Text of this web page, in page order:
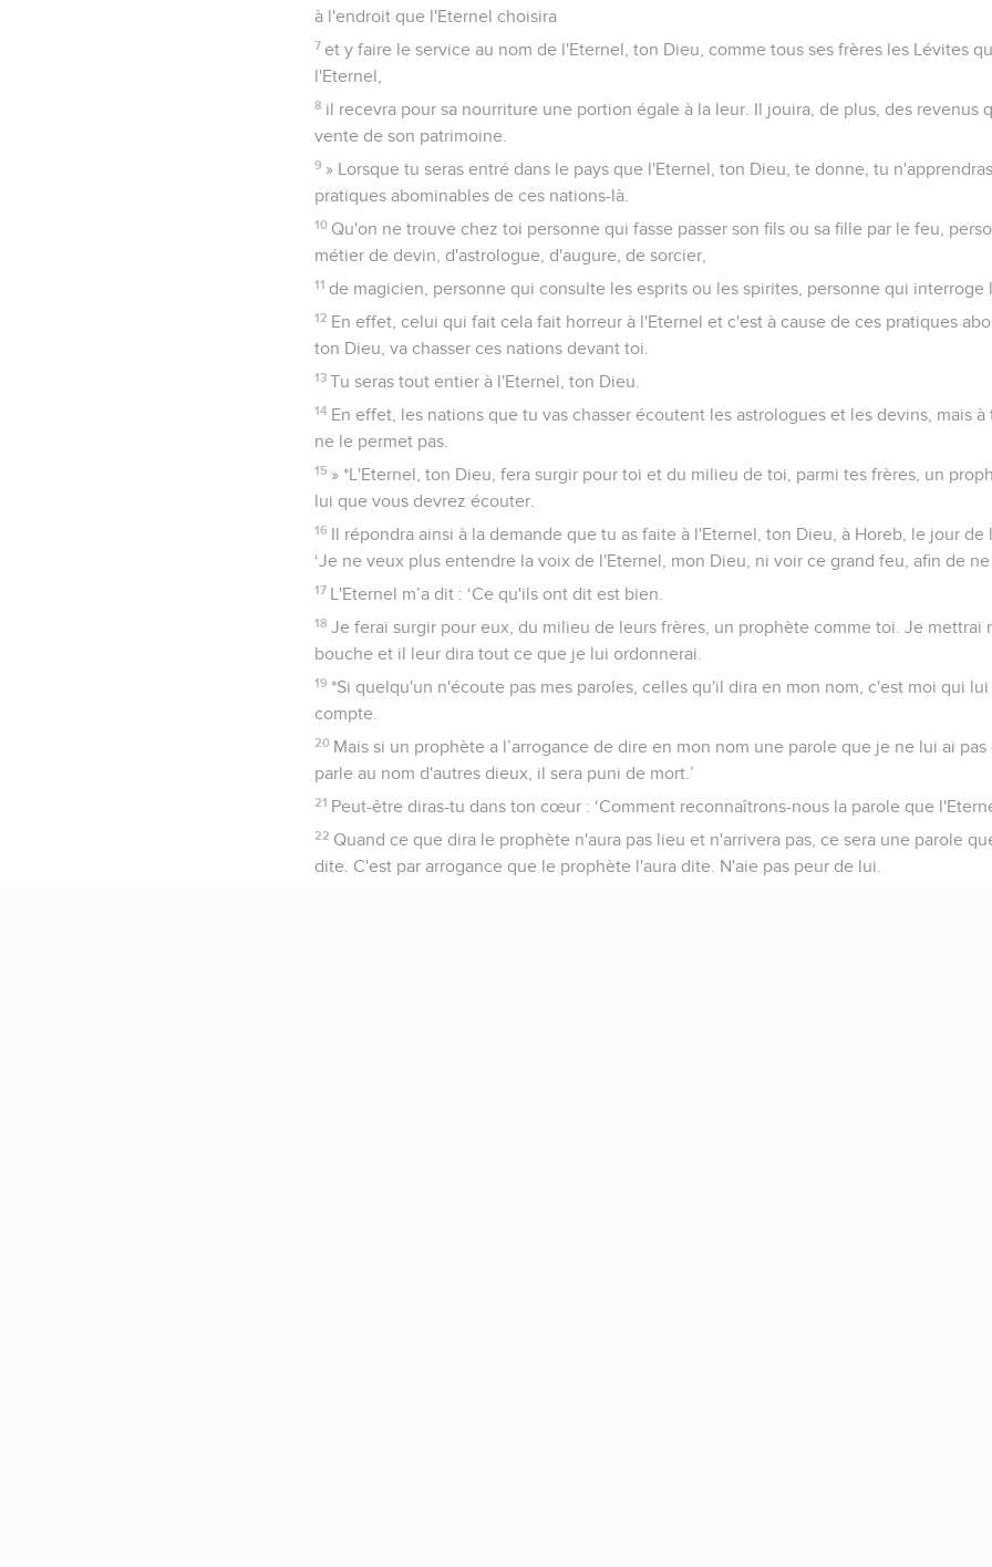
à l'endroit que l'Eternel choisira
7 et y faire le service au nom de l'Eternel, ton Dieu, comme tous ses frères les Lévites
l'Eternel,
8 il recevra pour sa nourriture une portion égale à la leur. Il jouira, de plus, des revenus
vente de son patrimoine.
9 » Lorsque tu seras entré dans le pays que l'Eternel, ton Dieu, te donne, tu
pratiques abominables de ces nations-là.
10 Qu'on ne trouve chez toi personne qui fasse passer son fils ou sa fille par le feu,
métier de devin, d'astrologue, d'augure, de sorcier,
11 de magicien, personne qui consulte les esprits ou les spirites, personne qui interroge
12 En effet, celui qui fait cela fait horreur à l'Eternel et c'est à cause de ces pratiques
ton Dieu, va chasser ces nations devant toi.
13 Tu seras tout entier à l'Eternel, ton Dieu.
14 En effet, les nations que tu vas chasser écoutent les astrologues et les devins, mais à
ne le permet pas.
15 » *L'Eternel, ton Dieu, fera surgir pour toi et du milieu de toi, parmi tes frères, un
lui que vous devrez écouter.
16
Il répondra ainsi à la demande que tu as faite à l'Eternel, ton Dieu, à Horeb, le jour de
‘Je ne veux plus entendre la voix de l'Eternel, mon Dieu, ni voir ce grand feu, afin de ne
17 L'Eternel m’a dit : ‘Ce qu'ils ont dit est bien.
18 Je ferai surgir pour eux, du milieu de leurs frères, un prophète comme toi. Je mettrai
bouche et il leur dira tout ce que je lui ordonnerai.
19 *Si quelqu'un n'écoute pas mes paroles, celles qu'il dira en mon nom, c'est moi qui
compte.
20 Mais si un prophète a l’arrogance de dire en mon nom une parole que je ne lui ai
parle au nom d'autres dieux, il sera puni de mort.’
21 Peut-être diras-tu dans ton cœur : ‘Comment reconnaîtrons-nous la parole que
22 Quand ce que dira le prophète n'aura pas lieu et n'arrivera pas, ce sera une parole
dite. C'est par arrogance que le prophète l'aura dite. N'aie pas peur de lui.